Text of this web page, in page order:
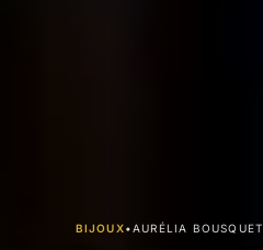
BIJOUX•AURÉLIA BOUSQUET